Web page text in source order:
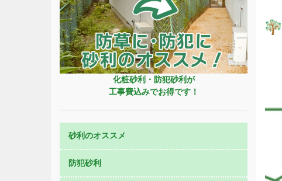
化粧砂利・防犯砂利が
工事費込みでお得です！
砂利のオススメ
防犯砂利